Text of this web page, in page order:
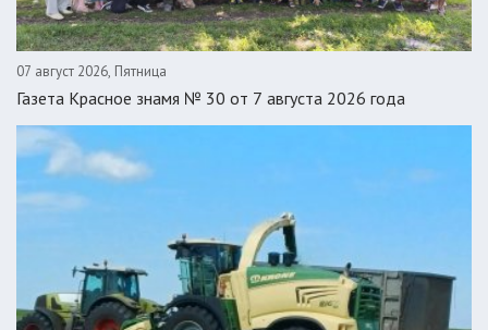
07 август 2026, Пятница
Газета Красное знамя № 30 от 7 августа 2026 года